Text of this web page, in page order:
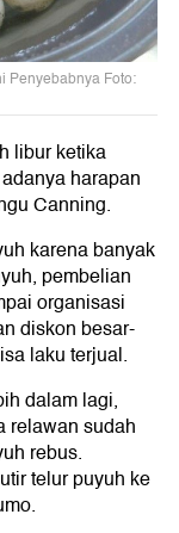
Penyebabnya Foto:
libur ketika
harapan
Canning.
karena banyak
pembelian
organisasi
diskon besar-
laku terjual.
dalam lagi,
relawan sudah
rebus.
telur puyuh ke